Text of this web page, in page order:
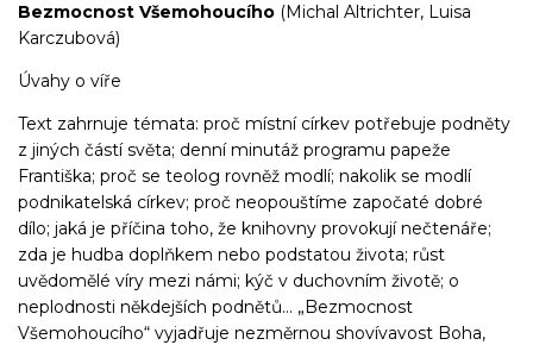
Bezmocnost Všemohoucího (Michal Altrichter, Luisa
Karczubová)
Úvahy o víře
Text zahrnuje témata: proč místní církev potřebuje podněty
z jiných částí světa; denní minutáž programu papeže
Františka; proč se teolog rovněž modlí; nakolik se modlí
podnikatelská církev; proč neopouštíme započaté dobré
dílo; jaká je příčina toho, že knihovny provokují nečtenáře;
zda je hudba doplňkem nebo podstatou života; růst
uvědomělé víry mezi námi; kýč v duchovním životě; o
neplodnosti někdejších podnětů... „Bezmocnost
Všemohoucího“ vyjadřuje nezměrnou shovívavost Boha,